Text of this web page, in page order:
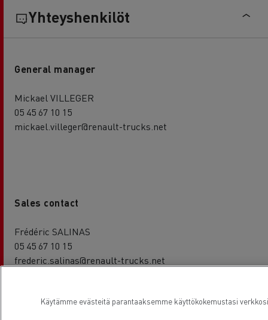
Yhteyshenkilöt
General manager
Mickael VILLEGER
05 45 67 10 15
mickael.villeger@renault-trucks.net
Sales contact
Frédéric SALINAS
05 45 67 10 15
frederic.salinas@renault-trucks.net
Käytämme evästeitä parantaaksemme käyttökokemustasi